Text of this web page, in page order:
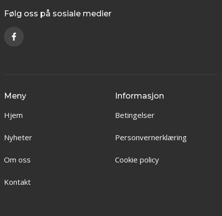
Følg oss på sosiale medier
Meny
Hjem
Nyheter
Om oss
Kontakt
Informasjon
Betingelser
Personvernerklæring
Cookie policy